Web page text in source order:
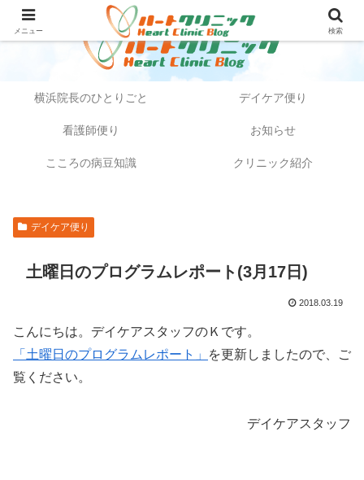
横浜院長のひとりごと デイケア便り
看護師便り お知らせ
こころの病豆知識 クリニック紹介
デイケア便り
土曜日のプログラムレポート(3月17日)
2018.03.19
こんにちは。デイケアスタッフのＫです。
「土曜日のプログラムレポート」
を更新しましたので、ご
覧ください。
デイケアスタッフ
メニュー 検索